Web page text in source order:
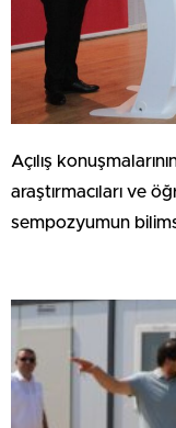
Açılış
araştırmacıları ve
sempozyumun